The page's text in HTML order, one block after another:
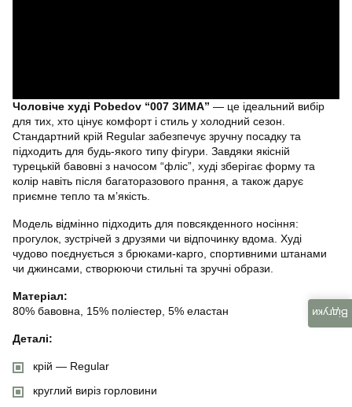
Чоловіче худі Pobedov “007 ЗИМА” — це ідеальний вибір
для тих, хто цінує комфорт і стиль у холодний сезон.
Стандартний крій Regular забезпечує зручну посадку та
підходить для будь-якого типу фігури. Завдяки якісній
турецькій бавовні з начосом “фліс”, худі зберігає форму та
колір навіть після багаторазового прання, а також дарує
приємне тепло та м’якість.
Модель відмінно підходить для повсякденного носіння:
прогулок, зустрічей з друзями чи відпочинку вдома. Худі
чудово поєднується з брюками-карго, спортивними штанами
чи джинсами, створюючи стильні та зручні образи.
Матеріал:
80% бавовна, 15% поліестер, 5% еластан
Деталі:
крій — Regular
круглий виріз горловини
Відгуки